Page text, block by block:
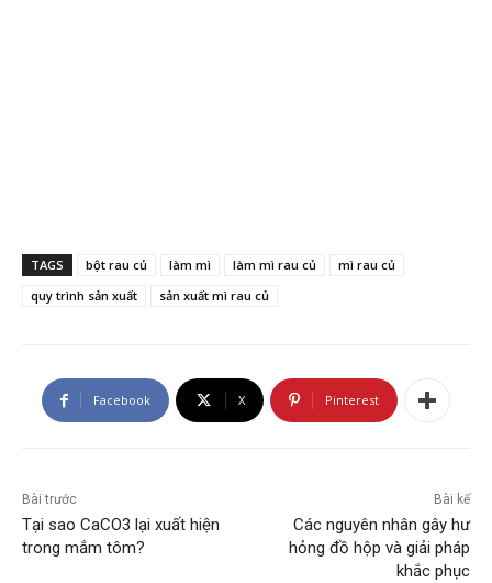
TAGS bột rau củ làm mì làm mì rau củ
mì rau củ
quy trình sản xuất
sản xuất mì rau củ
Facebook X Pinterest
Bài trước
Tại sao CaCO3 lại xuất hiện
trong mắm tôm?
Bài kế
Các nguyên nhân gây hư
hỏng đồ hộp và giải pháp
khắc phục